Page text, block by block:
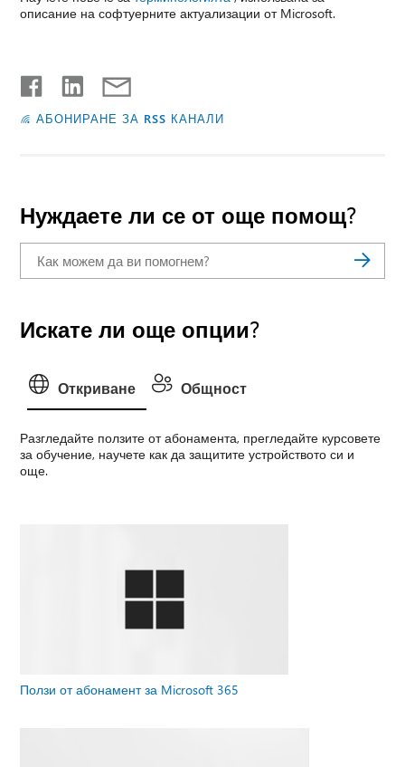
описание на софтуерните актуализации от Microsoft.
АБОНИРАНЕ ЗА RSS КАНАЛИ
Нуждаете ли се от още помощ?
Искате ли още опции?
Откриване Общност
Разгледайте ползите от абонамента, прегледайте курсовете
за обучение, научете как да защитите устройството си и
още.
Ползи от абонамент за Microsoft 365